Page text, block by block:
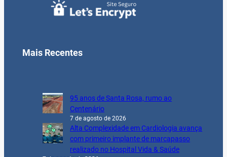
Mais Recentes
95 anos de Santa Rosa, rumo ao
Centenário
7 de agosto de 2026
Alta Complexidade em Cardiologia avança
com primeiro implante de marcapasso
realizado no Hospital Vida & Saúde